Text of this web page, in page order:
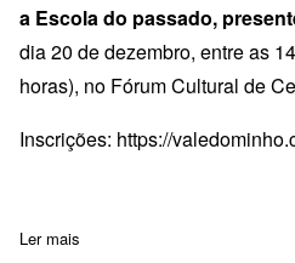
a Escola do passado,
dia 20 de dezembro, entre as
horas), no Fórum Cultural de
Inscrições: https://
Ler mais